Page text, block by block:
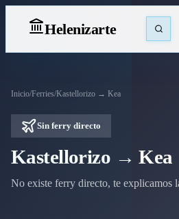
Helenizarte
Inicio/Ferries/Kastellorizo → Kea
Sin ferry directo
Kastellorizo → Kea
No existe ferry directo, te explicamos